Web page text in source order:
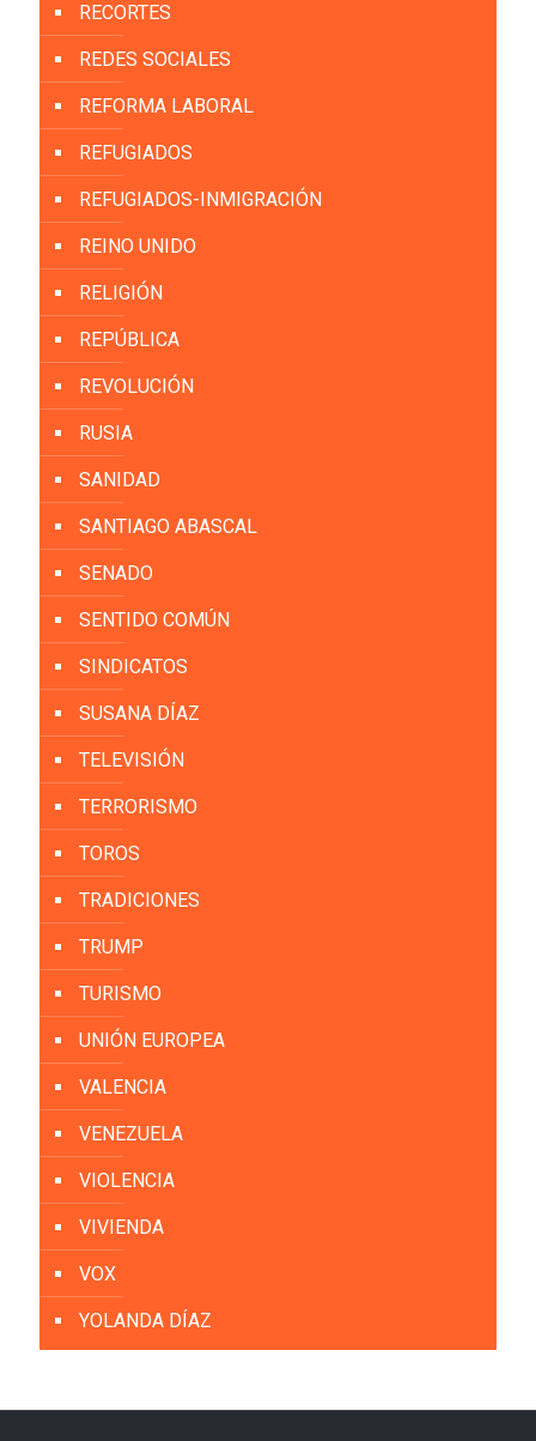
RECORTES
REDES SOCIALES
REFORMA LABORAL
REFUGIADOS
REFUGIADOS-INMIGRACIÓN
REINO UNIDO
RELIGIÓN
REPÚBLICA
REVOLUCIÓN
RUSIA
SANIDAD
SANTIAGO ABASCAL
SENADO
SENTIDO COMÚN
SINDICATOS
SUSANA DÍAZ
TELEVISIÓN
TERRORISMO
TOROS
TRADICIONES
TRUMP
TURISMO
UNIÓN EUROPEA
VALENCIA
VENEZUELA
VIOLENCIA
VIVIENDA
VOX
YOLANDA DÍAZ